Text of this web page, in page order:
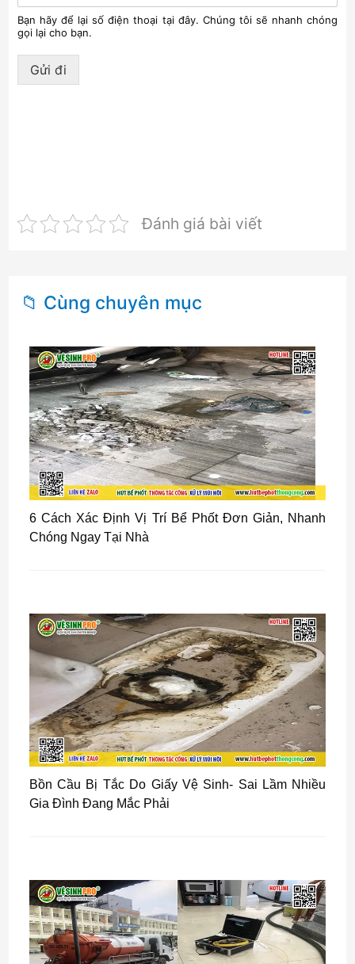
Bạn hãy để lại số điện thoại tại đây. Chúng tôi sẽ nhanh chóng
gọi lại cho bạn.
Gửi đi
Đánh giá bài viết
📁 Cùng chuyên mục
6 Cách Xác Định Vị Trí Bể Phốt Đơn Giản, Nhanh
Chóng Ngay Tại Nhà
Bồn Cầu Bị Tắc Do Giấy Vệ Sinh- Sai Lầm Nhiều
Gia Đình Đang Mắc Phải